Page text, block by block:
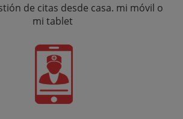
de citas desde casa. mi móvil o
mi tablet